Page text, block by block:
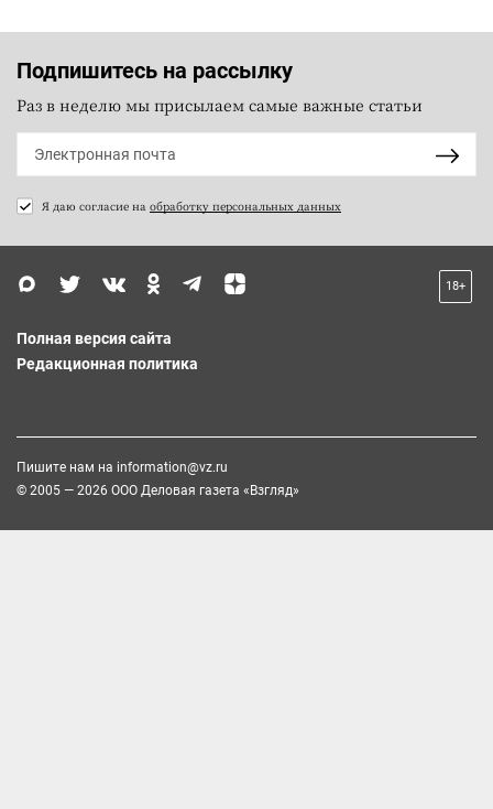
Подпишитесь на рассылку
Раз в неделю мы присылаем самые важные статьи
Я даю согласие на обработку персональных данных
18+
Полная версия сайта
Редакционная политика
Пишите нам на information@vz.ru
© 2005 — 2026 ООО Деловая газета «Взгляд»